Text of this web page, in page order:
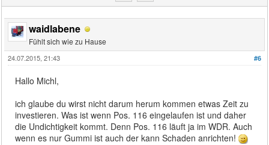
waidlabene
Fühlt sich wie zu Hause
#6
24.07.2015, 21:43
Hallo Michl,
ich glaube du wirst nicht darum herum kommen etwas Zeit zu
investieren. Was ist wenn Pos. 116 eingelaufen ist und daher
die Undichtigkeit kommt. Denn Pos. 116 läuft ja im WDR. Auch
wenn es nur Gummi ist auch der kann Schaden anrichten!